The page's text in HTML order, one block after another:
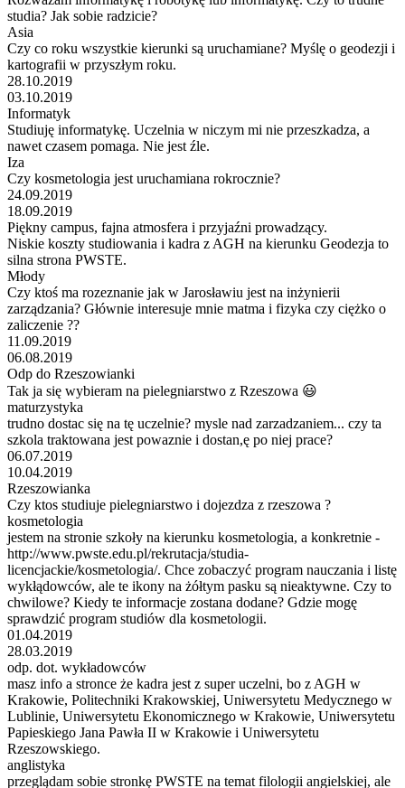
studia? Jak sobie radzicie?
Asia
Czy co roku wszystkie kierunki są uruchamiane? Myślę o geodezji i
kartografii w przyszłym roku.
28.10.2019
03.10.2019
Informatyk
Studiuję informatykę. Uczelnia w niczym mi nie przeszkadza, a
nawet czasem pomaga. Nie jest źle.
Iza
Czy kosmetologia jest uruchamiana rokrocznie?
24.09.2019
18.09.2019
Piękny campus, fajna atmosfera i przyjaźni prowadzący.
Niskie koszty studiowania i kadra z AGH na kierunku Geodezja to
silna strona PWSTE.
Młody
Czy ktoś ma rozeznanie jak w Jarosławiu jest na inżynierii
zarządzania? Głównie interesuje mnie matma i fizyka czy ciężko o
zaliczenie ??
11.09.2019
06.08.2019
Odp do Rzeszowianki
Tak ja się wybieram na pielegniarstwo z Rzeszowa 😃
maturzystyka
trudno dostac się na tę uczelnie? mysle nad zarzadzaniem... czy ta
szkola traktowana jest powaznie i dostan,ę po niej prace?
06.07.2019
10.04.2019
Rzeszowianka
Czy ktos studiuje pielegniarstwo i dojezdza z rzeszowa ?
kosmetologia
jestem na stronie szkoły na kierunku kosmetologia, a konkretnie -
http://www.pwste.edu.pl/rekrutacja/studia-
licencjackie/kosmetologia/. Chce zobaczyć program nauczania i listę
wykłądowców, ale te ikony na żółtym pasku są nieaktywne. Czy to
chwilowe? Kiedy te informacje zostana dodane? Gdzie mogę
sprawdzić program studiów dla kosmetologii.
01.04.2019
28.03.2019
odp. dot. wykładowców
masz info a stronce że kadra jest z super uczelni, bo z AGH w
Krakowie, Politechniki Krakowskiej, Uniwersytetu Medycznego w
Lublinie, Uniwersytetu Ekonomicznego w Krakowie, Uniwersytetu
Papieskiego Jana Pawła II w Krakowie i Uniwersytetu
Rzeszowskiego.
anglistyka
przeglądam sobie stronkę PWSTE na temat filologii angielskiej, ale